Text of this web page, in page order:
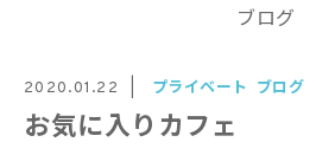
ブログ
2020.01.22 プライベート ブログ
お気に入りカフェ